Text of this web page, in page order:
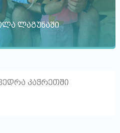
ლაგუნაში
კაჭრეთში